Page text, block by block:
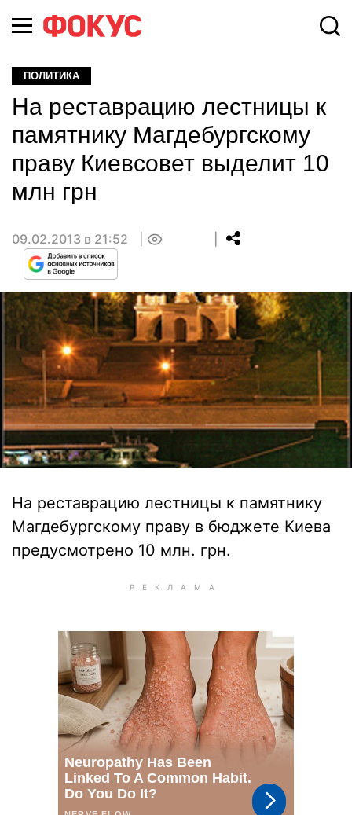
ПОЛИТИКА
На реставрацию лестницы к
памятнику Магдебургскому
праву Киевсовет выделит 10
млн грн
09.02.2013 в 21:52
На реставрацию лестницы к памятнику
Магдебургскому праву в бюджете Киева
предусмотрено 10 млн. грн.